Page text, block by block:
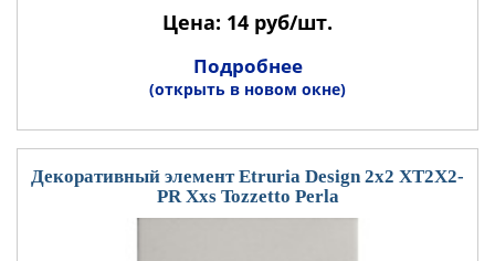
Цена: 14 руб/шт.
Подробнее
(открыть в новом окне)
Декоративный элемент Etruria Design 2x2 XT2X2-
PR Xxs Tozzetto Perla